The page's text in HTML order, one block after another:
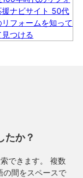
たか？
できます。 複数
の間をスペースで